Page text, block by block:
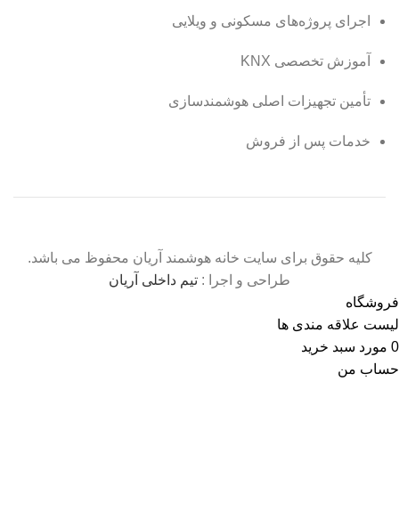
اجرای پروژه‌های مسکونی و ویلایی
آموزش تخصصی KNX
تأمین تجهیزات اصلی هوشمندسازی
خدمات پس از فروش
کلیه حقوق برای سایت خانه هوشمند آریان محفوظ می باشد.
طراحی و اجرا : تیم داخلی آریان
فروشگاه
لیست علاقه مندی ها
0 مورد سبد خرید
حساب من